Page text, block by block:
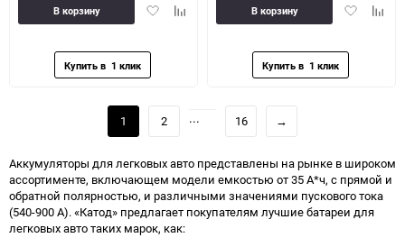
ДобавитьДобавить
В корзину
Добавить
В корзину
1 2 ... 16 →
Аккумуляторы для легковых авто представлены на рынке в широком
ассортименте, включающем модели емкостью от 35 А*ч, с прямой и
обратной полярностью, и различными значениями пускового тока
(540-900 А). «Катод» предлагает покупателям лучшие батареи для
легковых авто таких марок, как: